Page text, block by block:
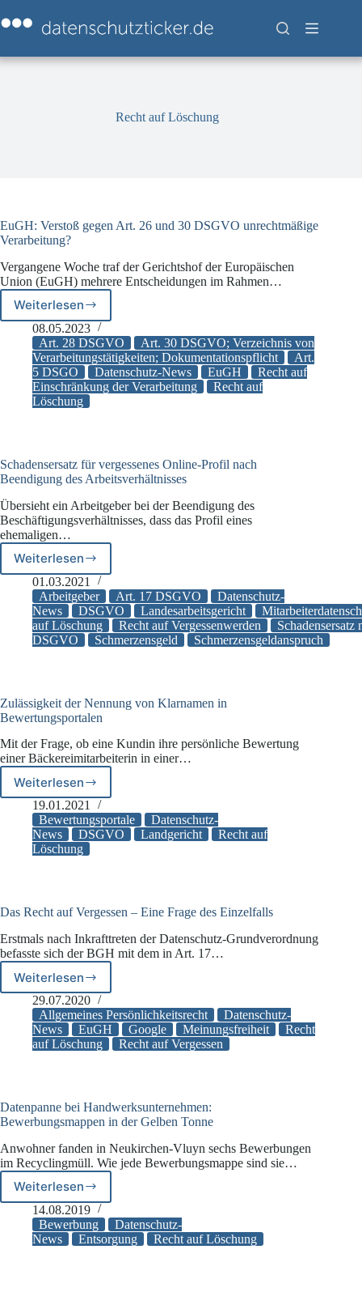
Inhalt
springen
Recht auf Löschung
EuGH: Verstoß gegen Art. 26 und 30 DSGVO unrechtmäßige
Verarbeitung?
Vergangene Woche traf der Gerichtshof der Europäischen
Union (EuGH) mehrere Entscheidungen im Rahmen…
Weiterlesen
EuGH:
Verstoß
gegen
Art.
26
und
30
08.05.2023
Art. 28 DSGVO
Art. 30 DSGVO; Verzeichnis von
Verarbeitungstätigkeiten; Dokumentationspflicht
Art.
5 DSGO
Datenschutz-News EuGH
Recht auf
Einschränkung der Verarbeitung
Recht auf
Löschung
Schadensersatz für vergessenes Online-Profil nach
Beendigung des Arbeitsverhältnisses
Übersieht ein Arbeitgeber bei der Beendigung des
Beschäftigungsverhältnisses, dass das Profil eines
ehemaligen…
WeiterlesenSchadensersatz
für
vergessenes
Online-
Profil
nach
01.03.2021
Arbeitgeber
Art. 17 DSGVO
Datenschutz-
News
DSGVO Landesarbeitsgericht
auf Löschung
Recht auf Vergessenwerden
Schadensersatz
DSGVO
Schmerzensgeld Schmerzensgeldanspruch
Zulässigkeit der Nennung von Klarnamen in
Bewertungsportalen
Mit der Frage, ob eine Kundin ihre persönliche Bewertung
einer Bäckereimitarbeiterin in einer…
WeiterlesenZulässigkeit
der
Nennung
von
Klarnamen
19.01.2021
Bewertungsportale
Datenschutz-
News
DSGVO Landgericht
Recht auf
Löschung
Das Recht auf Vergessen – Eine Frage des Einzelfalls
Erstmals nach Inkrafttreten der Datenschutz-Grundverordnung
befasste sich der BGH mit dem in Art. 17…
Weiterlesen
Das
Recht
auf
Vergessen
–
Einzelfalls
29.07.2020
Allgemeines Persönlichkeitsrecht
Datenschutz-
News
EuGH Google Meinungsfreiheit
Recht
auf Löschung
Recht auf Vergessen
Datenpanne bei Handwerksunternehmen:
Bewerbungsmappen in der Gelben Tonne
Anwohner fanden in Neukirchen-Vluyn sechs Bewerbungen
im Recyclingmüll. Wie jede Bewerbungsmappe sind sie…
WeiterlesenDatenpanne
bei
Handwerksunternehmen:
Bewerbungsmappen
14.08.2019
Bewerbung
Datenschutz-
News
Entsorgung Recht auf Löschung